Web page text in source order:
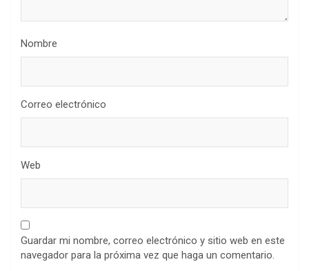
Nombre
Correo electrónico
Web
Guardar mi nombre, correo electrónico y sitio web en este
navegador para la próxima vez que haga un comentario.